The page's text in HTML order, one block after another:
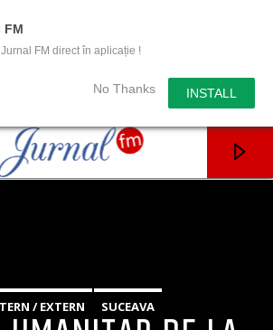
FM
FM direct în aplicație !
No Thanks INSTALL
/ EXTERN SUCEAVA